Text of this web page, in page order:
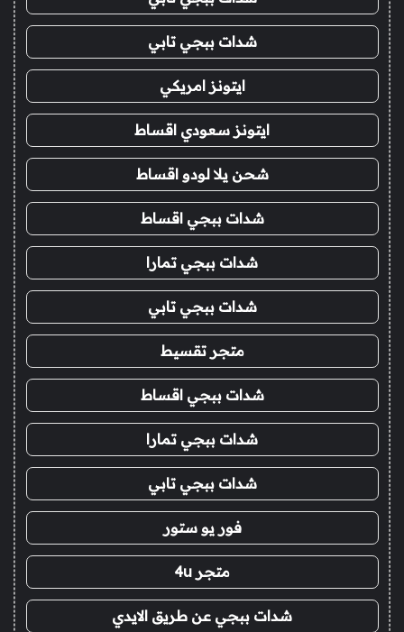
شدات ببجي تابي
ايتونز امريكي
ايتونز سعودي اقساط
شحن يلا لودو اقساط
شدات ببجي اقساط
شدات ببجي تمارا
شدات ببجي تابي
متجر تقسيط
شدات ببجي اقساط
شدات ببجي تمارا
شدات ببجي تابي
فور يو ستور
متجر 4u
شدات ببجي عن طريق الايدي